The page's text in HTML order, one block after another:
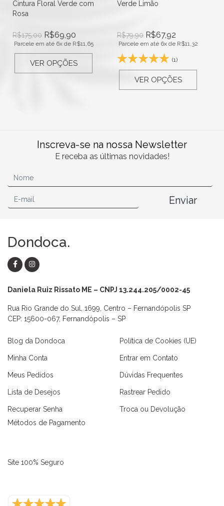
Cintura Floral Verde com
Rosa
R$175,00 R$69,90
Parcele em até 6x de R$11,65
VER OPÇÕES
Verde Limão
R$79,90 R$67,92
Parcele em até 6x de R$11,32
(1)
VER OPÇÕES
Inscreva-se na nossa Newsletter
E receba as últimas novidades!
Enviar
Dondoca.
Daniela Ruiz Rissato ME – CNPJ 13.244.205/0002-45
Rua Rio Grande do Sul, 1699, Centro – Fernandópolis SP
CEP: 15600-067, Fernandópolis – SP
Blog da Dondoca
Minha Conta
Meus Pedidos
Lista de Desejos
Recuperar Senha
Política de Cookies (UE)
Entrar em Contato
Dúvidas Frequentes
Rastrear Pedido
Troca ou Devolução
Métodos de Pagamento
Site 100% Seguro